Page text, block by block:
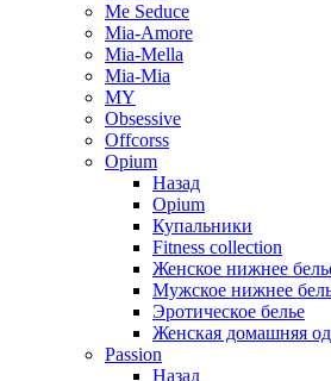
Me Seduce
Mia-Amore
Mia-Mella
Mia-Mia
MY
Obsessive
Offcorss
Opium
Назад
Opium
Купальники
Fitness collection
Женское нижнее
Мужское нижнее
Эротическое белье
Женская домашняя
Passion
Назад